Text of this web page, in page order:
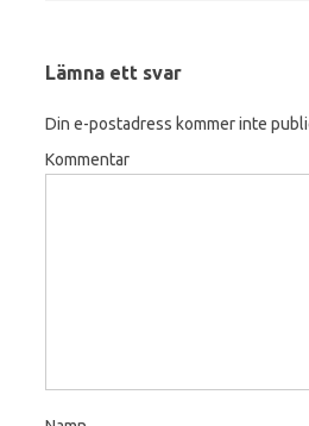
Lämna ett svar
Din e-postadress kommer inte
Kommentar